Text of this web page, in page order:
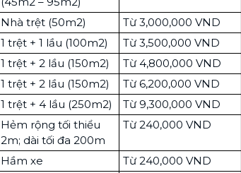
Nhà trệt (50m2)
Từ 3,000,000 VND
1 trệt + 1 lầu (100m2)
Từ 3,500,000 VND
1 trệt + 2 lầu (150m2)
Từ 4,800,000 VND
1 trệt + 2 lầu (150m2)
Từ 6,200,000 VND
1 trệt + 4 lầu (250m2)
Từ 9,300,000 VND
Hẻm rộng tối thiểu
2m; dài tối đa 200m
Từ 240,000 VND
Hầm xe
Từ 240,000 VND